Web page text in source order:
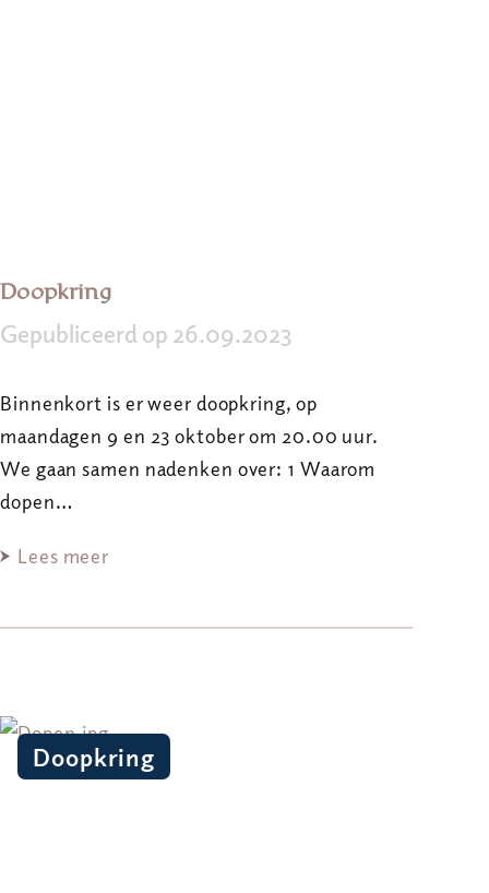
Doopkring
Gepubliceerd op 26.09.2023
Binnenkort is er weer doopkring, op
maandagen 9 en 23 oktober om 20.00 uur.
We gaan samen nadenken over: 1 Waarom
dopen…
Lees meer
Doopkring